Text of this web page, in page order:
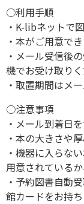
○利用手順
・K-libネットで
・本がご用意で
・メール受信後
機でお受け取り
・取置期間はメ
○注意事項
・メール到着日
・本の大きさや
・機器に入らな
用意されている
・予約図書自動
館カードをお持ち